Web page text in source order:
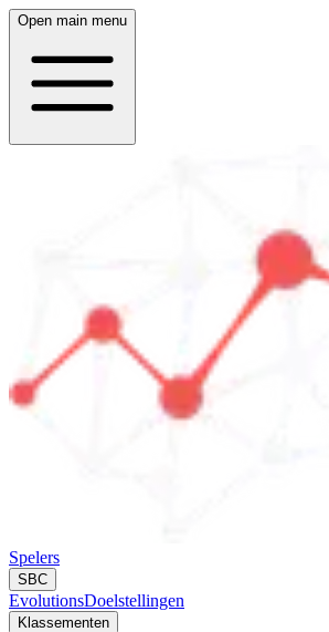
Open main menu
Spelers
SBC
EvolutionsDoelstellingen
Klassementen